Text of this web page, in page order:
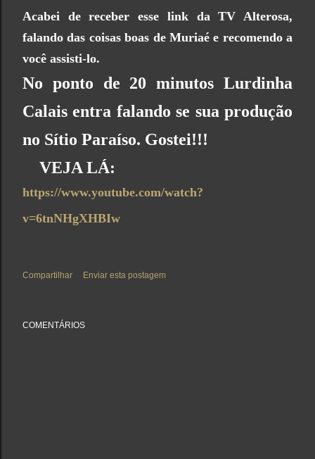
Acabei de receber esse link da TV Alterosa,
falando das coisas boas de Muriaé e recomendo a
você assisti-lo.
No ponto de 20 minutos Lurdinha
Calais entra falando se sua produção
no Sítio Paraíso. Gostei!!!
VEJA LÁ:
https://www.youtube.com/watch?
v=6tnNHgXHBIw
Compartilhar Enviar esta postagem
COMENTÁRIOS